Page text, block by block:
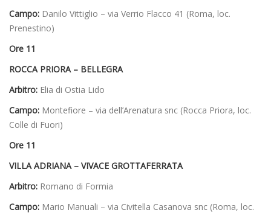
Campo: Danilo Vittiglio – via Verrio Flacco 41 (Roma, loc.
Prenestino)
Ore 11
ROCCA PRIORA – BELLEGRA
Arbitro: Elia di Ostia Lido
Campo: Montefiore – via dell’Arenatura snc (Rocca Priora, loc.
Colle di Fuori)
Ore 11
VILLA ADRIANA – VIVACE GROTTAFERRATA
Arbitro: Romano di Formia
Campo: Mario Manuali – via Civitella Casanova snc (Roma, loc.